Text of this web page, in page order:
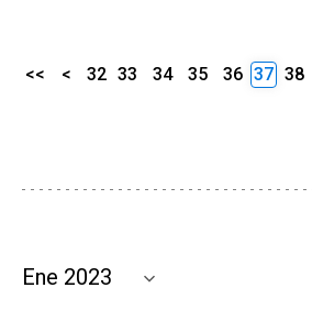
<< < 32 33 34 35 36 37 38